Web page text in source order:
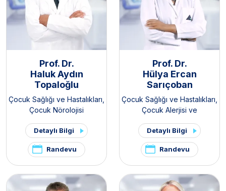
Prof. Dr.
Haluk Aydın
Topaloğlu
Çocuk Sağlığı ve Hastalıkları
Çocuk Nörolojisi
Detaylı Bilgi
Randevu
Prof. Dr.
Hülya Ercan
Sarıçoban
Çocuk Sağlığı ve Hastalıkları
Çocuk Alerjisi ve
Detaylı Bilgi
Randevu